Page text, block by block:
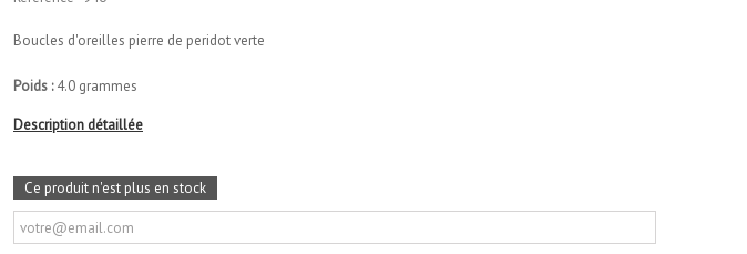
Boucles d'oreilles pierre de peridot verte
Poids :4.0 grammes
Description détaillée
Ce produit n'est plus en stock